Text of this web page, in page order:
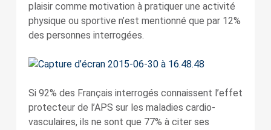
plaisir comme motivation à pratiquer une activité
physique ou sportive n’est mentionné que par 12%
des personnes interrogées.
Si 92% des Français interrogés connaissent l’effet
protecteur de l’APS sur les maladies cardio-
vasculaires, ils ne sont que 77% à citer ses